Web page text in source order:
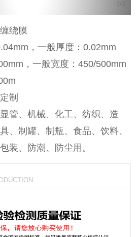
绕膜
，一般厚度：0.02mm
，一般宽度：450/500mm
制
管、机械、化工、纺织、造
、制罐、制瓶、食品、饮料、
装、防潮、防尘用。